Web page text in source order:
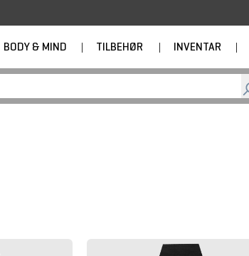
BODY & MIND | TILBEHØR | INVENTAR |